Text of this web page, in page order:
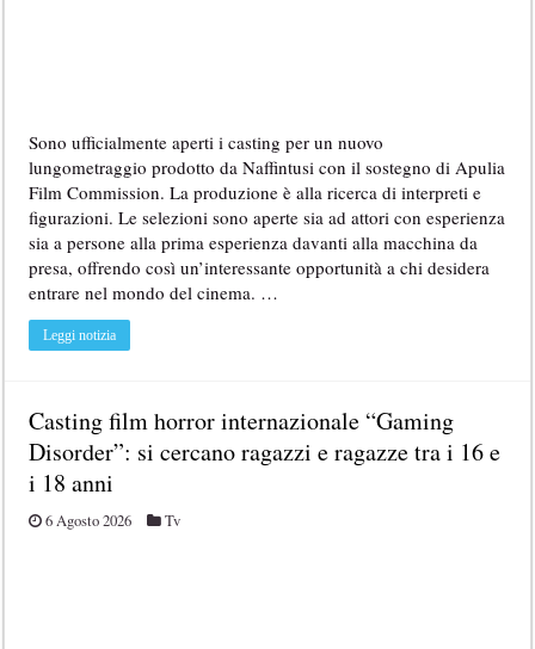
Sono ufficialmente aperti i casting per un nuovo
lungometraggio prodotto da Naffintusi con il sostegno di Apulia
Film Commission. La produzione è alla ricerca di interpreti e
figurazioni. Le selezioni sono aperte sia ad attori con esperienza
sia a persone alla prima esperienza davanti alla macchina da
presa, offrendo così un’interessante opportunità a chi desidera
entrare nel mondo del cinema. …
Leggi notizia
Casting film horror internazionale “Gaming
Disorder”: si cercano ragazzi e ragazze tra i 16 e
i 18 anni
6 Agosto 2026 Tv